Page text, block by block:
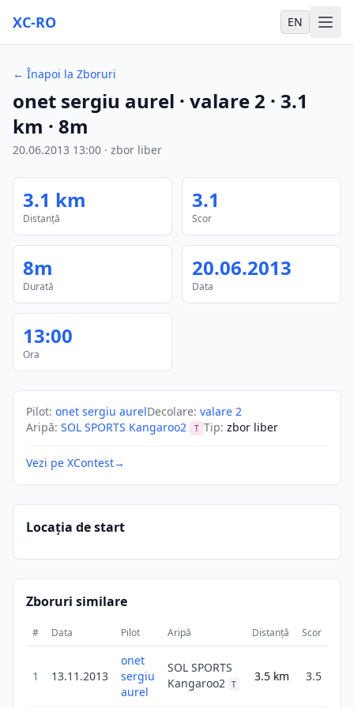
XC-RO EN
← Înapoi la Zboruri
onet sergiu aurel · valare 2 · 3.1
km · 8m
20.06.2013 13:00 · zbor liber
3.1 km
Distanță
3.1
Scor
8m
Durată
20.06.2013
Data
13:00
Ora
Pilot: onet sergiu aurelDecolare: valare 2
Aripă: SOL SPORTS Kangaroo2 T Tip: zbor liber
Vezi pe XContest→
Locația de start
Zboruri similare
# Data Pilot Aripă Distanță Scor
1 13.11.2013
onet
sergiu
aurel
SOL SPORTS
Kangaroo2 T
3.5 km 3.5